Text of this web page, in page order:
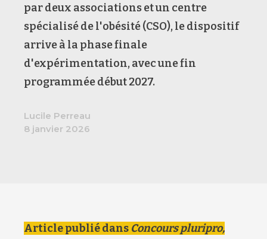
par deux associations et un centre
spécialisé de l'obésité (CSO), le dispositif
arrive à la phase finale
d'expérimentation, avec une fin
programmée début 2027.
Lucile Perreau
8 janvier 2026
Article publié dans Concours pluripro,